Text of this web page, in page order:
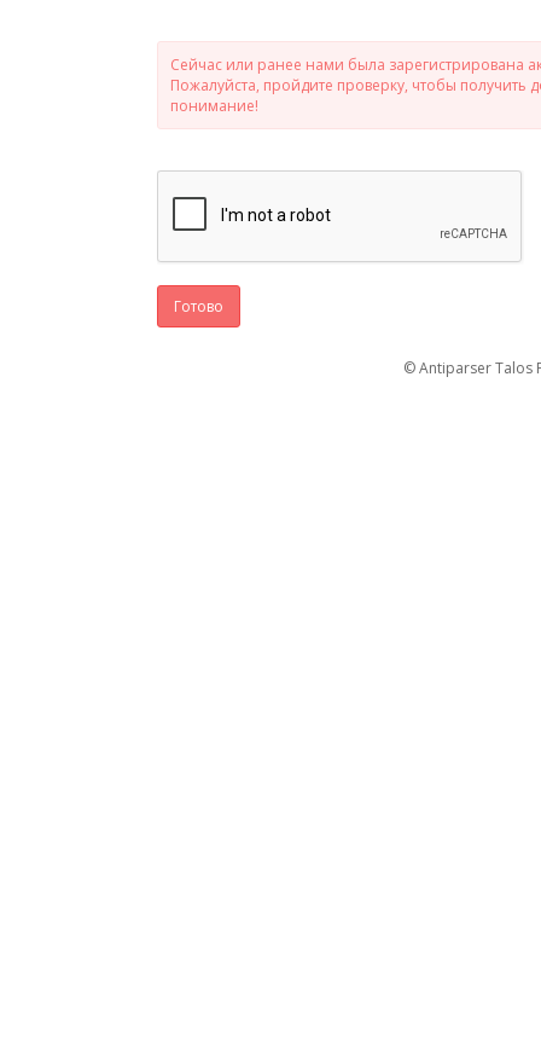
Сейчас или ранее нами была зарегистрирована
Пожалуйста, пройдите проверку, чтобы
понимание!
Готово
© Antiparser Talos